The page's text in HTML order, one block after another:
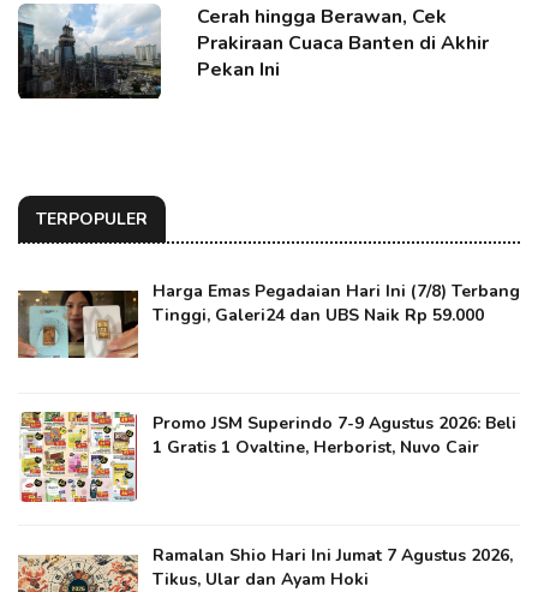
Cerah hingga Berawan, Cek
Prakiraan Cuaca Banten di Akhir
Pekan Ini
TERPOPULER
Harga Emas Pegadaian Hari Ini (7/8) Terbang
Tinggi, Galeri24 dan UBS Naik Rp 59.000
Promo JSM Superindo 7-9 Agustus 2026: Beli
1 Gratis 1 Ovaltine, Herborist, Nuvo Cair
Ramalan Shio Hari Ini Jumat 7 Agustus 2026,
Tikus, Ular dan Ayam Hoki